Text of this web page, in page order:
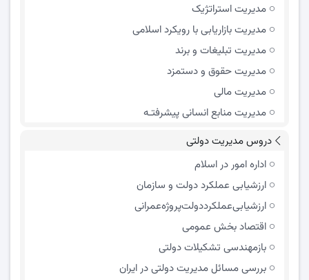
مدیریت استراتژیک
مدیریت بازاریابی با رویکرد اسلامی
مدیریت تبلیغات و برند
مدیریت حقوق و دستمزد
مدیریت مالی
مدیریت منابع انسانی پیشرفتـه
دروس مدیریت دولتی
اداره امور در اسلام
ارزشیابی عملکرد دولت و سازمان
ارزشیابی‌عملکرد‌دولت‌پروژه‌عمرانی
اقتصاد بخش عمومی
بازمهندسی تشکیلات دولتی
بررسی مسائل مدیریت دولتی در ایران